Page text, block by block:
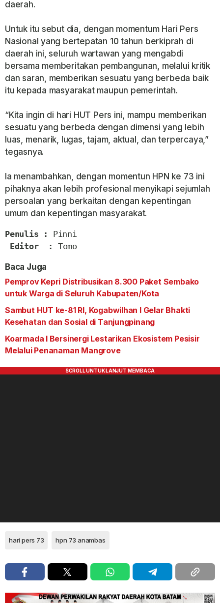
daerah.
Untuk itu sebut dia, dengan momentum Hari Pers
Nasional yang bertepatan 10 tahun berkiprah di
daerah ini, seluruh wartawan yang mengabdi
bersama memberitakan pembangunan, melalui kritik
dan saran, memberikan sesuatu yang berbeda baik
itu kepada masyarakat maupun pemerintah.
“Kita ingin di hari HUT Pers ini, mampu memberikan
sesuatu yang berbeda dengan dimensi yang lebih
luas, menarik, lugas, tajam, aktual, dan terpercaya,”
tegasnya.
Ia menambahkan, dengan momentun HPN ke 73 ini
pihaknya akan lebih profesional menyikapi sejumlah
persoalan yang berkaitan dengan kepentingan
umum dan kepentingan masyarakat.
Penulis : Pinni
Editor  :
Tomo
Baca Juga
Pemprov Kepri Distribusikan 8.300 Paket Sembako
untuk Warga di Seluruh Kabupaten/Kota
Sambut HUT ke-81 RI, Kogabwilhan I Gelar Bhakti
Kesehatan dan Sosial di Tanjungpinang
Koarmada I Bersinergi Lestarikan Ekosistem Pesisir
Melalui Penanaman Mangrove
hari pers 73 hpn 73 anambas